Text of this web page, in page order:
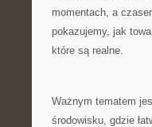
momentach, a
pokazujemy, jak
które są realne.
Ważnym tematem
środowisku, gdzie